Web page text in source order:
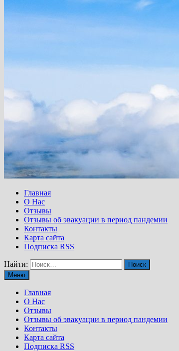
Главная
О Нас
Отзывы
Отзывы об эвакуации в период пандемии
Контакты
Карта сайта
Подписка RSS
Найти:
Меню
Главная
О Нас
Отзывы
Отзывы об эвакуации в период пандемии
Контакты
Карта сайта
Подписка RSS